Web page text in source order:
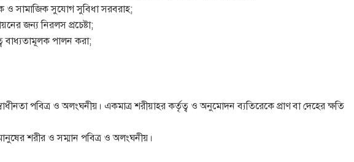
ও সামাজিক সুযোগ সুবিধা সরবরাহ;
জন্য নিরলস প্রচেষ্টা;
বাধ্যতামূলক পালন করা;
পবিত্র ও অলংঘনীয়। একমাত্র শরীয়াহর কর্তৃত্ব ও অনুমোদন ব্যতিরেকে প্রাণ বা দেহের ক্ষতি
শরীর ও সম্মান পবিত্র ও অলংঘনীয়।